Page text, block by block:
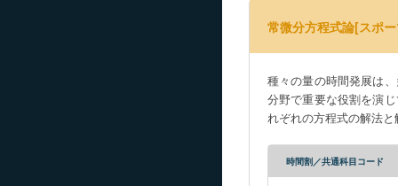
常微分方程式論[スポ
種々の量の時間発展は
分野で重要な役割を演
れぞれの方程式の解法と
時間割／共通科目コード